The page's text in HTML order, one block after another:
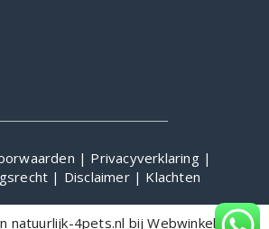
| Privacyverklaring |
| Disclaimer | Klachten
natuurlijk-4pets.nl bijWebwinkelKeur